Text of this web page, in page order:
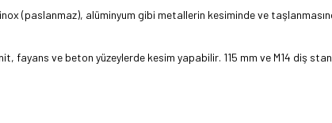
(paslanmaz), alüminyum gibi metallerin kesiminde ve
fayans ve beton yüzeylerde kesim yapabilir. 115 mm ve M14 diş